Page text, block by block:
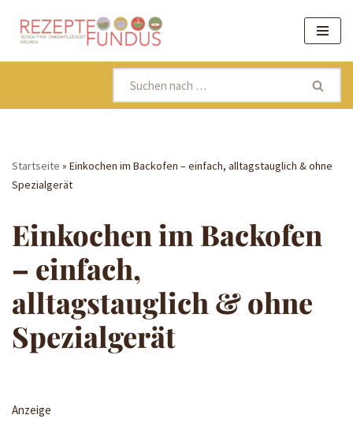
Zum
Inhalt
Startseite » Einkochen im Backofen – einfach, alltagstauglich & ohne
Spezialgerät
Einkochen im Backofen
– einfach,
alltagstauglich & ohne
Spezialgerät
Anzeige